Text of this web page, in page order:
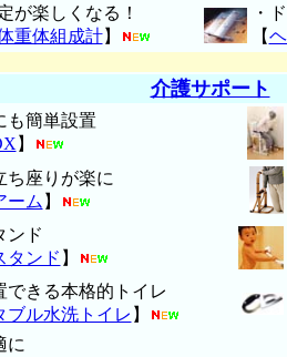
が楽しくなる！
重体組成計】
・
【
介護サポート
も簡単設置
】
ち座りが楽に
ーム 】
ンド
タンド 】
できる本格的トイレ
ブル水洗トイレ 】
に